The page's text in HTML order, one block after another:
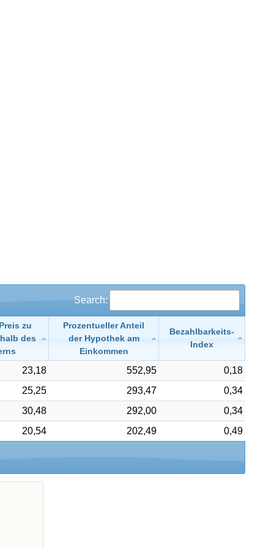
Search:
zu
des
Prozentueller Anteil
der Hypothek am
Einkommen
Bezahlbarkeits-
Index
23,18 552,95
0,18
25,25 293,47
0,34
30,48 292,00
0,34
20,54 202,49 0,49